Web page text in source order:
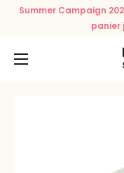
PasserSummer Campaign
panier
Spirit